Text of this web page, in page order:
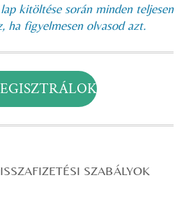
kitöltése során minden teljesen
ha figyelmesen olvasod azt.
SZABÁLYOK